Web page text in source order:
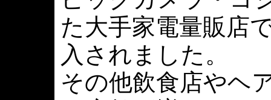
た大手家電量販店
入されました。
その他飲食店やヘ